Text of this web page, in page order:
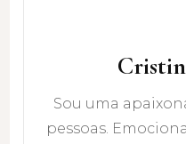
Sou uma
pessoas.